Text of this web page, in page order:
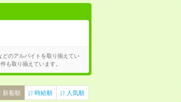
どのアルバイトを取り揃えてい
も取り揃えています。
新着順 時給順 人気順